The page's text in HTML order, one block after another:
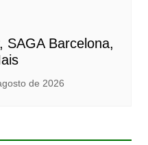
SAGA Barcelona,
de 2026